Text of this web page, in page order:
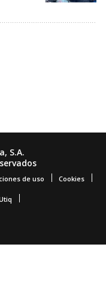
S.A.
de uso Cookies